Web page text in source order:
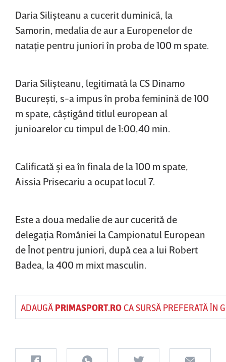
Daria Silişteanu a cucerit duminică, la
Samorin, medalia de aur a Europenelor de
nataţie pentru juniori în proba de 100 m spate.
Daria Silişteanu, legitimată la CS Dinamo
Bucureşti, s-a impus în proba feminină de 100
m spate, câştigând titlul european al
junioarelor cu timpul de 1:00,40 min.
Calificată şi ea în finala de la 100 m spate,
Aissia Prisecariu a ocupat locul 7.
Este a doua medalie de aur cucerită de
delegaţia României la Campionatul European
de Înot pentru juniori, după cea a lui Robert
Badea, la 400 m mixt masculin.
ADAUGĂ PRIMASPORT.ROCA SURSĂ PREFERATĂ ÎN